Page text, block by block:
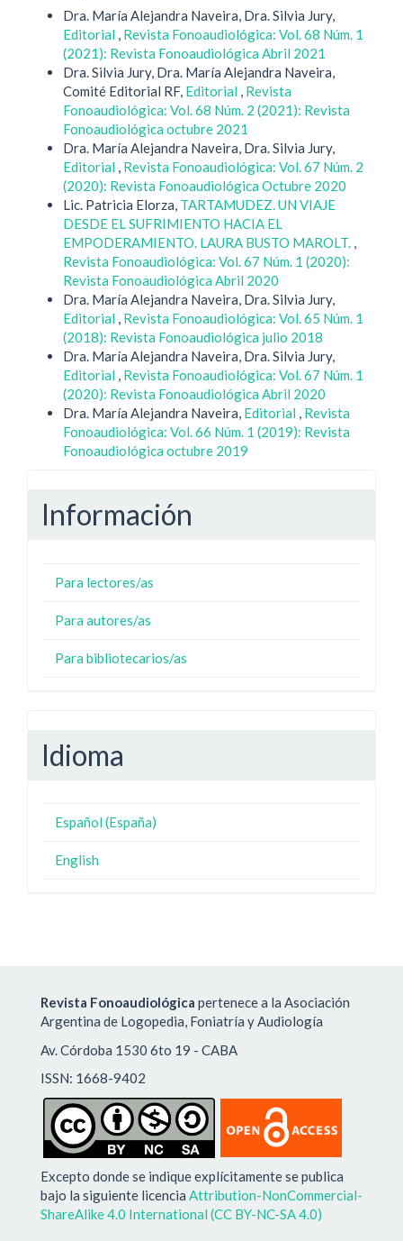
Dra. María Alejandra Naveira, Dra. Silvia Jury,
Editorial , Revista Fonoaudiológica: Vol. 68 Núm. 1
(2021): Revista Fonoaudiológica Abril 2021
Dra. Silvia Jury, Dra. María Alejandra Naveira,
Comité Editorial RF, Editorial , Revista
Fonoaudiológica: Vol. 68 Núm. 2 (2021): Revista
Fonoaudiológica octubre 2021
Dra. María Alejandra Naveira, Dra. Silvia Jury,
Editorial , Revista Fonoaudiológica: Vol. 67 Núm. 2
(2020): Revista Fonoaudiológica Octubre 2020
Lic. Patricia Elorza, TARTAMUDEZ. UN VIAJE
DESDE EL SUFRIMIENTO HACIA EL
EMPODERAMIENTO. LAURA BUSTO MAROLT. ,
Revista Fonoaudiológica: Vol. 67 Núm. 1 (2020):
Revista Fonoaudiológica Abril 2020
Dra. María Alejandra Naveira, Dra. Silvia Jury,
Editorial , Revista Fonoaudiológica: Vol. 65 Núm. 1
(2018): Revista Fonoaudiológica julio 2018
Dra. María Alejandra Naveira, Dra. Silvia Jury,
Editorial , Revista Fonoaudiológica: Vol. 67 Núm. 1
(2020): Revista Fonoaudiológica Abril 2020
Dra. María Alejandra Naveira, Editorial , Revista
Fonoaudiológica: Vol. 66 Núm. 1 (2019): Revista
Fonoaudiológica octubre 2019
Información
Para lectores/as
Para autores/as
Para bibliotecarios/as
Idioma
Español (España)
English
Revista Fonoaudiológica pertenece a la Asociación
Argentina de Logopedia, Foniatría y Audiología
Av. Córdoba 1530 6to 19 - CABA
ISSN: 1668-9402
Excepto donde se indique explícitamente se publica
bajo la siguiente licencia Attribution-NonCommercial-
ShareAlike 4.0 International (CC BY-NC-SA 4.0)